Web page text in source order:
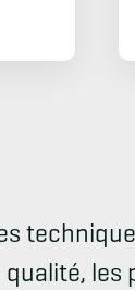
les